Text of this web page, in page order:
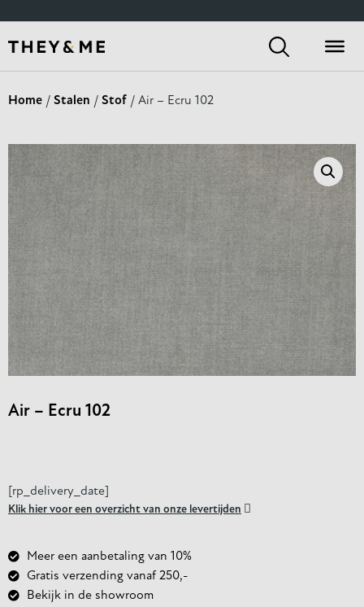
Home / Stalen / Stof / Air – Ecru 102
Air – Ecru 102
[rp_delivery_date]
Klik hier voor een overzicht van onze levertijden 
Meer een aanbetaling van 10%
Gratis verzending vanaf 250,-
Bekijk in de showroom